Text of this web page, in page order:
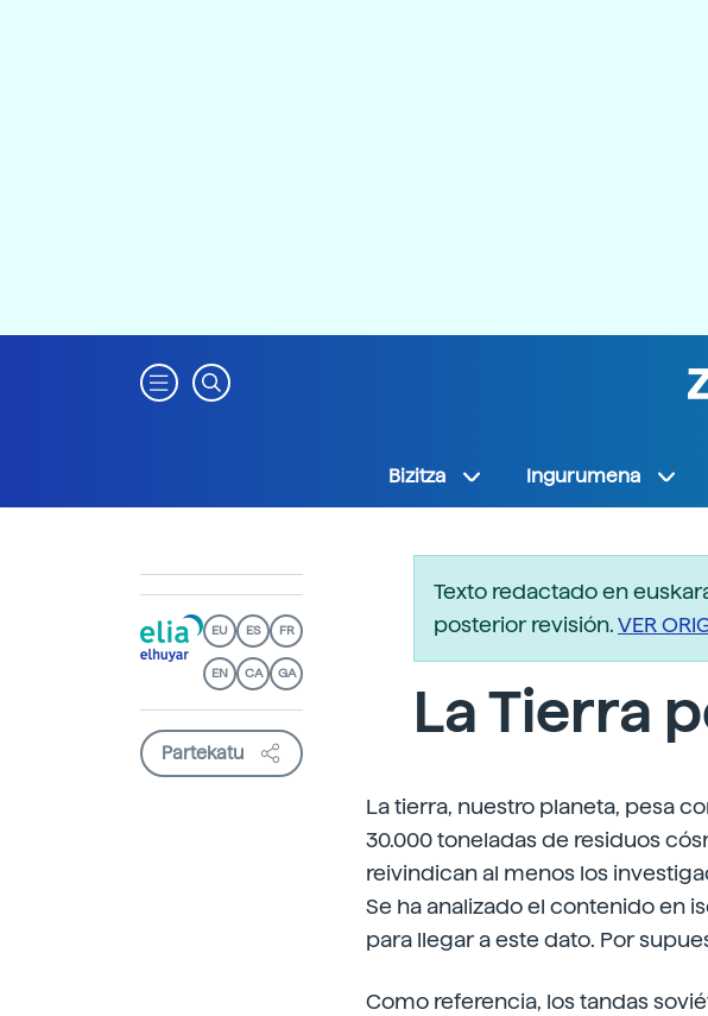
Bizitza Ingurumena
EU ES FR
EN CA GA
Partekatu
Texto redactado en
posterior revisión.VER
La Tierra
La tierra, nuestro planeta, pesa
30.000 toneladas de residuos
reivindican al menos los
Se ha analizado el contenido en
para llegar a este dato. Por
Como referencia, los tandas